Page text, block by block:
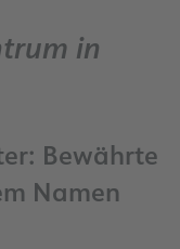
in
Bewährte
Namen